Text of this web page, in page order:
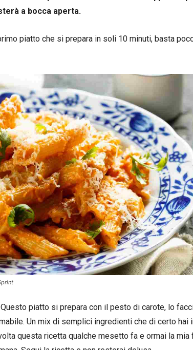
a bocca aperta.
piatto che si prepara in soli 10 minuti, basta
piatto si prepara con il pesto di carote, lo
Un mix di semplici ingredienti che di certo hai
questa ricetta qualche mesetto fa e ormai la mia